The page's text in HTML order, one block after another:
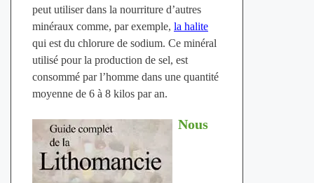
peut utiliser dans la nourriture d’autres
minéraux comme, par exemple, la halite
qui est du chlorure de sodium. Ce minéral
utilisé pour la production de sel, est
consommé par l’homme dans une quantité
moyenne de 6 à 8 kilos par an.
Nous